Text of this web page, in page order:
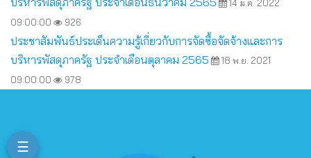
☰
14 ม.ค. 2022
09:00:00
926
ประชาสัมพันธ์ประเด็นความรู้เกี่ยวกับการจัดซื้อจัดจ้างและการ
บริหารพัสดุภาครัฐ ประจำเดือนตุลาคม 2565
18 พ.ย. 2021
09:00:00
978